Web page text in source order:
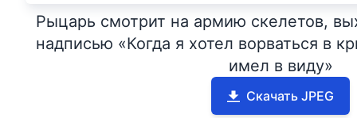
Рыцарь смотрит на армию скелетов,
надписью «Когда я хотел ворваться в
имел в виду»
Скачать JPEG